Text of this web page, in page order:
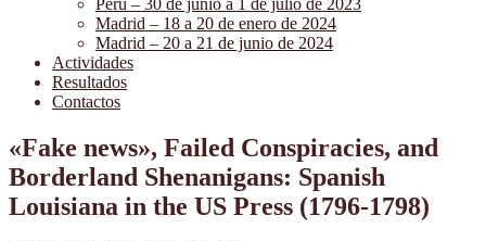
Perú – 30 de junio a 1 de julio de 2023
Madrid – 18 a 20 de enero de 2024
Madrid – 20 a 21 de junio de 2024
Actividades
Resultados
Contactos
«Fake news», Failed Conspiracies, and
Borderland Shenanigans: Spanish
Louisiana in the US Press (1796-1798)